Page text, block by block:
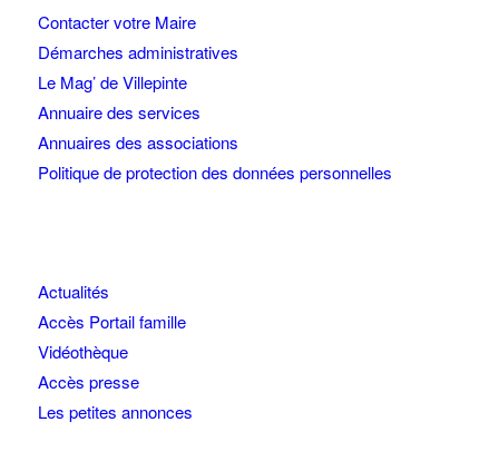
Contacter votre Maire
Démarches administratives
Le Mag’ de Villepinte
Annuaire des services
Annuaires des associations
Politique de protection des données personnelles
Actualités
Accès Portail famille
Vidéothèque
Accès presse
Les petites annonces